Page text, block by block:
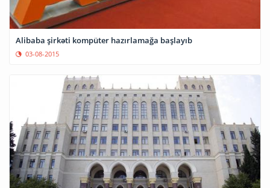
Alibaba şirkəti kompüter hazırlamağa başlayıb
03-08-2015